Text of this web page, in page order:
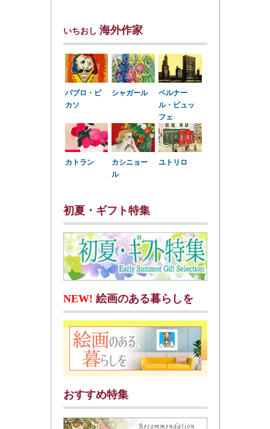
いちおし 海外作家
パブロ・ピ
カソ
シャガール
ベルナー
ル・ビュッ
フェ
カトラン
カシニョー
ル
ユトリロ
初夏・ギフト特集
NEW! 絵画のある暮らしを
おすすめ特集